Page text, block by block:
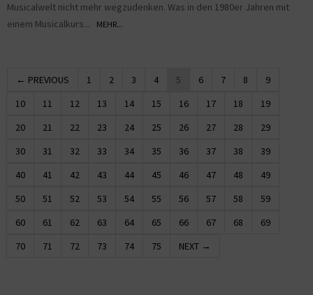
Musicalwelt nicht mehr wegzudenken. Was in den 1980er Jahren mit
einem Musicalkurs...
MEHR...
← PREVIOUS 1 2 3 4 5 6 7 8
9
10
11 12 13 14 15 16 17 18
19
20
21 22 23 24 25 26 27 28
29
30
31 32 33 34 35 36 37 38
39
40
41 42 43 44 45 46 47 48
49
50
51 52 53 54 55 56 57 58
59
60
61 62 63 64 65 66 67 68
69
70
71 72 73 74 75 NEXT →